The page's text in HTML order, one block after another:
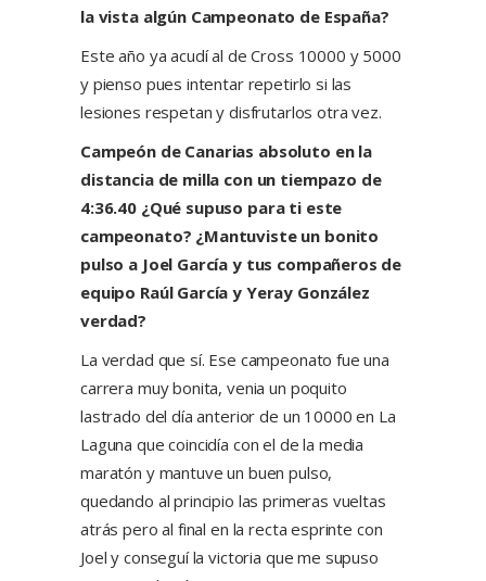
la vista algún Campeonato de España?
Este año ya acudí al de Cross 10000 y 5000
y pienso pues intentar repetirlo si las
lesiones respetan y disfrutarlos otra vez.
Campeón de Canarias absoluto en la
distancia de milla con un tiempazo de
4:36.40 ¿Qué supuso para ti este
campeonato? ¿Mantuviste un bonito
pulso a Joel García y tus compañeros de
equipo Raúl García y Yeray González
verdad?
La verdad que sí. Ese campeonato fue una
carrera muy bonita, venia un poquito
lastrado del día anterior de un 10000 en La
Laguna que coincidía con el de la media
maratón y mantuve un buen pulso,
quedando al principio las primeras vueltas
atrás pero al final en la recta esprinte con
Joel y conseguí la victoria que me supuso